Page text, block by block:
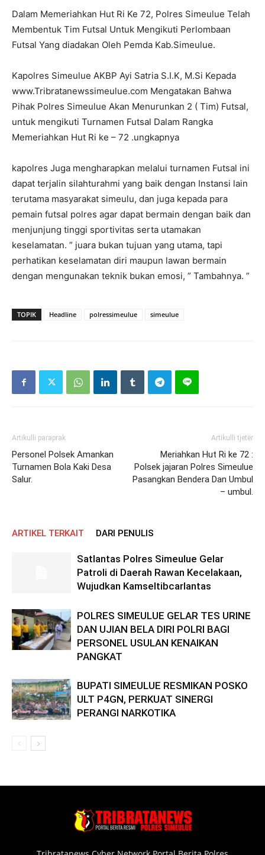
Dalam Memeriahkan Hut Ri Ke 72, Polres Simeulue Telah
Membentuk Tim Futsal Untuk Mengikuti Perlombaan
Futsal Yang diadakan Oleh Pemda Kab.Simeulue.
Kapolres Simeulue AKBP Ayi Satria S.I.K, M.Si Kepada
www.Tribratanewssimeulue.com Mengatakan Bahwa
Pihak Polres Simeulue Akan Menurunkan 2 ( Tim) Futsal,
untuk mengikuti Turnamen Futsal Dalam Rangka
Memeriahkan Hut Ri ke – 72 .ungkapnya
kapolres Juga mengharapkan melalui turnamen Futsal ini
dapat terjalin silahturahmi yang baik dengan Instansi lain
terutama masyarakat simeulu, dan juga kepada para
pemain futsal polres agar dapat bermain dengan baik dan
menjunjung tinggi sportivitas serta utamakan
keselamatan. ” juara bukan tujuan yang utama, tapi
perhatikan keselamatan diri maupun lawan bermain
dengan mengunakan teknik bukan emosi, ” Tambahnya. ”
TOPIK Headline polressimeulue simeulue
Artikulli paraprak
Personel Polsek Amankan
Turnamen Bola Kaki Desa
Salur.
Artikulli tjetër
Meriahkan Hut Ri ke 72 :
Polsek jajaran Polres Simeulue
Pasangkan Bendera Dan Umbul
– umbul.
ARTIKEL TERKAIT DARI PENULIS
Satlantas Polres Simeulue Gelar
Patroli di Daerah Rawan Kecelakaan,
Wujudkan Kamseltibcarlantas
POLRES SIMEULUE GELAR TES URINE
DAN UJIAN BELA DIRI POLRI BAGI
PERSONEL USULAN KENAIKAN
PANGKAT
BUPATI SIMEULUE RESMIKAN POSKO
ULT P4GN, PERKUAT SINERGI
PERANGI NARKOTIKA